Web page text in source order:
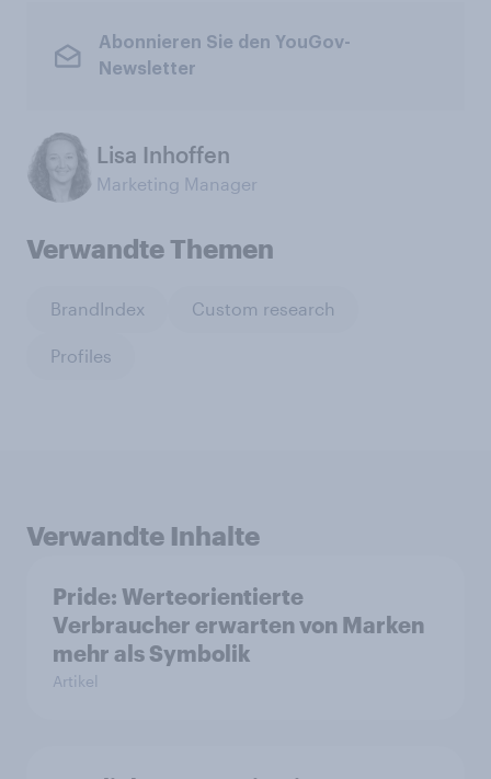
Abonnieren Sie den YouGov-
Newsletter
Lisa Inhoffen
Marketing Manager
Verwandte Themen
BrandIndex Custom research
Profiles
Verwandte Inhalte
Pride: Werteorientierte
Verbraucher erwarten von Marken
mehr als Symbolik
Artikel